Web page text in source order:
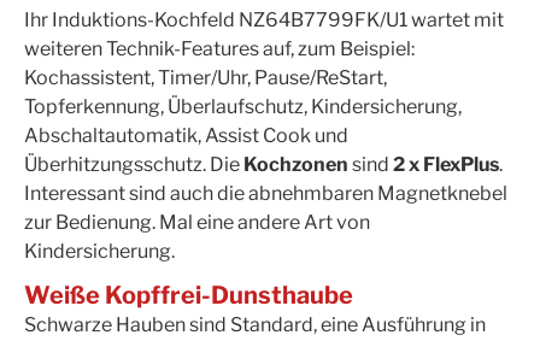
Ihr Induktions-Kochfeld NZ64B7799FK/U1 wartet mit
weiteren Technik-Features auf, zum Beispiel:
Kochassistent, Timer/Uhr, Pause/ReStart,
Topferkennung, Überlaufschutz, Kindersicherung,
Abschaltautomatik, Assist Cook und
Überhitzungsschutz. Die Kochzonen sind 2 x FlexPlus.
Interessant sind auch die abnehmbaren Magnetknebel
zur Bedienung. Mal eine andere Art von
Kindersicherung.
Weiße Kopffrei-Dunsthaube
Schwarze Hauben sind Standard, eine Ausführung in